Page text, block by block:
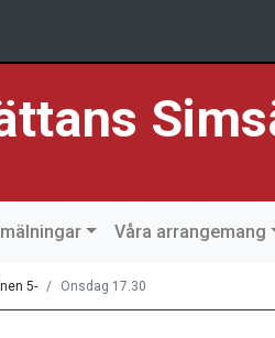
Våra arrangemang
5- Onsdag 17.30